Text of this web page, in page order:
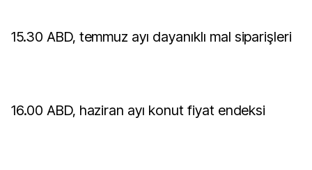
15.30 ABD, temmuz ayı dayanıklı mal siparişleri
16.00 ABD, haziran ayı konut fiyat endeksi